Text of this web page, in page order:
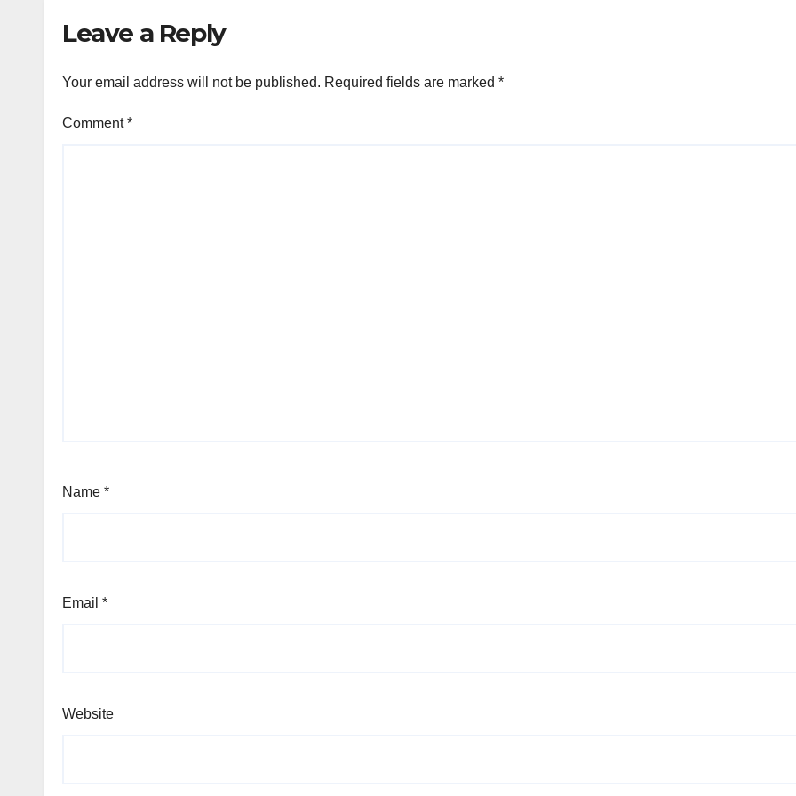
Leave a Reply
Your email address will not be published. Required fields are marked *
Comment*
Name *
Email *
Website